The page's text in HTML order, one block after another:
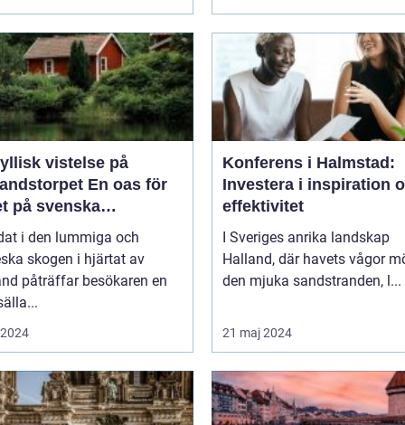
vistelse på
En oas för
på svenska
i den lummiga och
skogen i hjärtat av
påträffar besökaren en
Konferens i Halmstad:
Investera i inspiration
effektivitet
I Sveriges anrika landskap
Halland, där havets vågor
den mjuka sandstranden, l...
21 maj 2024